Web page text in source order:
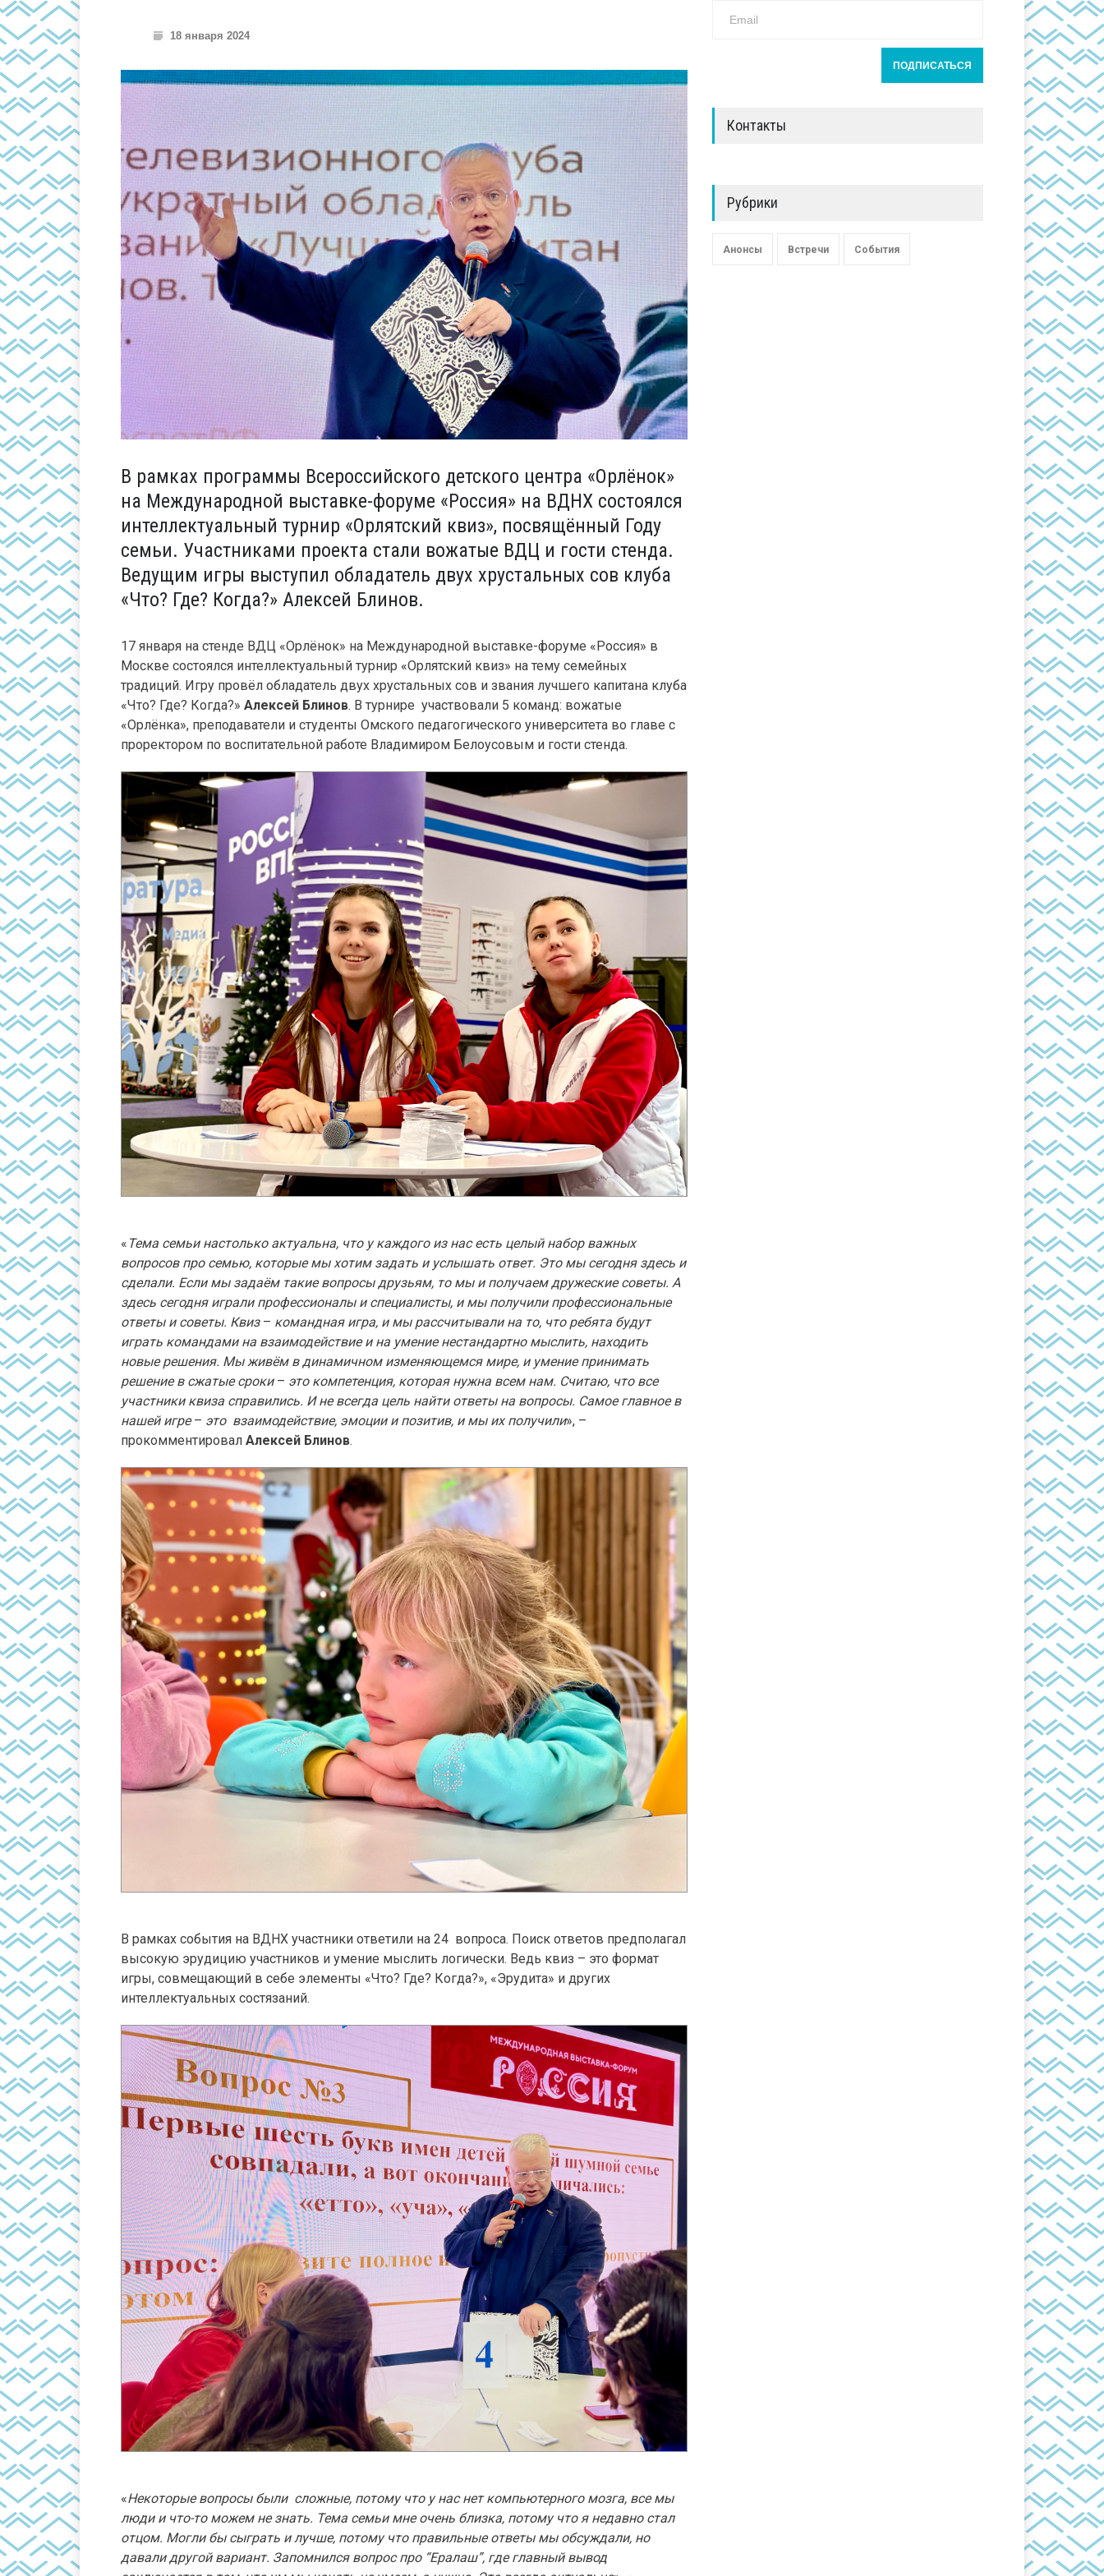
18 января 2024
В рамках программы Всероссийского детского центра «Орлёнок»
на Международной выставке-форуме «Россия» на ВДНХ состоялся
интеллектуальный турнир «Орлятский квиз», посвящённый Году
семьи. Участниками проекта стали вожатые ВДЦ и гости стенда.
Ведущим игры выступил обладатель двух хрустальных сов клуба
«Что? Где? Когда?» Алексей Блинов.
17 января на стенде ВДЦ «Орлёнок» на Международной выставке-форуме «Россия» в
Москве состоялся интеллектуальный турнир «Орлятский квиз» на тему семейных
традиций. Игру провёл обладатель двух хрустальных сов и звания лучшего капитана клуба
«Что? Где? Когда?» Алексей Блинов. В турнире участвовали 5 команд: вожатые
«Орлёнка», преподаватели и студенты Омского педагогического университета во главе с
проректором по воспитательной работе Владимиром Белоусовым и гости стенда.
« Тема семьи настолько актуальна, что у каждого из нас есть целый набор важных
вопросов про семью, которые мы хотим задать и услышать ответ. Это мы сегодня здесь и
сделали. Если мы задаём такие вопросы друзьям, то мы и получаем дружеские советы. А
здесь сегодня играли профессионалы и специалисты, и мы получили профессиональные
ответы и советы. Квиз – командная игра, и мы рассчитывали на то, что ребята будут
играть командами на взаимодействие и на умение нестандартно мыслить, находить
новые решения. Мы живём в динамичном изменяющемся мире, и умение принимать
решение в сжатые сроки – это компетенция, которая нужна всем нам. Считаю, что все
участники квиза справились. И не всегда цель найти ответы на вопросы. Самое главное в
нашей игре– это взаимодействие, эмоции и позитив, и мы их получили», –
прокомментировал Алексей Блинов.
В рамках события на ВДНХ участники ответили на 24 вопроса. Поиск ответов предполагал
высокую эрудицию участников и умение мыслить логически. Ведь квиз – это формат
игры, совмещающий в себе элементы «Что? Где? Когда?», «Эрудита» и других
интеллектуальных состязаний.
«Некоторые вопросы были сложные, потому что у нас нет компьютерного мозга, все мы
люди и что-то можем не знать. Тема семьи мне очень близка, потому что я недавно стал
отцом. Могли бы сыграть и лучше, потому что правильные ответы мы обсуждали, но
давали другой вариант. Запомнился вопрос про “Ералаш”, где главный вывод
Контакты
Рубрики
Анонсы Встречи События